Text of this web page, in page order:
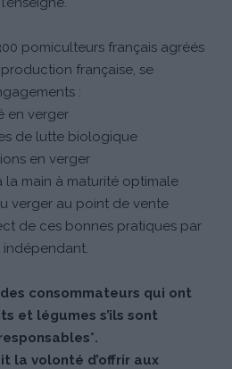
pomiculteurs français agréés
française, se
:
en verger
de lutte biologique
en verger
la main à maturité optimale
verger au point de vente
de ces bonnes pratiques par
indépendant.
des consommateurs qui ont
et légumes s’ils sont
la volonté d’offrir aux